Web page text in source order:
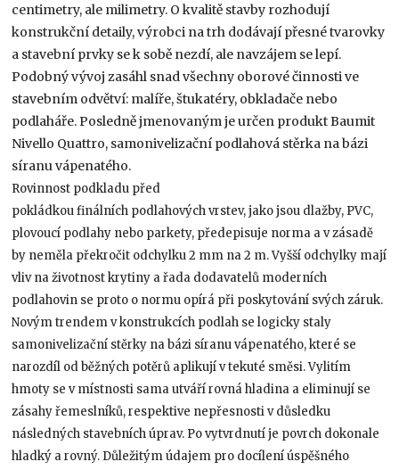
centimetry, ale milimetry. O kvalitě stavby rozhodují
konstrukční detaily, výrobci na trh dodávají přesné tvarovky
a stavební prvky se k sobě nezdí, ale navzájem se lepí.
Podobný vývoj zasáhl snad všechny oborové činnosti ve
stavebním odvětví: malíře, štukatéry, obkladače nebo
podlaháře. Posledně jmenovaným je určen produkt Baumit
Nivello Quattro, samonivelizační podlahová stěrka na bázi
síranu vápenatého.
Rovinnost podkladu před
pokládkou finálních podlahových vrstev, jako jsou dlažby, PVC,
plovoucí podlahy nebo parkety, předepisuje norma a v zásadě
by neměla překročit odchylku 2 mm na 2 m. Vyšší odchylky mají
vliv na životnost krytiny a řada dodavatelů moderních
podlahovin se proto o normu opírá při poskytování svých záruk.
Novým trendem v konstrukcích podlah se logicky staly
samonivelizační stěrky na bázi síranu vápenatého, které se
narozdíl od běžných potěrů aplikují v tekuté směsi. Vylitím
hmoty se v místnosti sama utváří rovná hladina a eliminují se
zásahy řemeslníků, respektive nepřesnosti v důsledku
následných stavebních úprav. Po vytvrdnutí je povrch dokonale
hladký a rovný. Důležitým údajem pro docílení úspěšného